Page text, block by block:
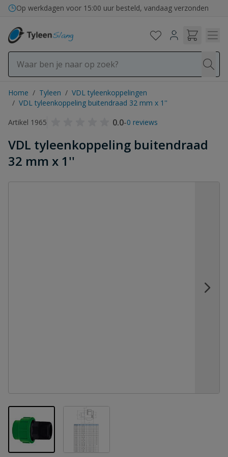
Ga naar de inhoud
Bezorging in binnen- en buitenland
Op werkdagen voor 15:00 uur besteld, vandaag verzonden
Home / Tyleen / VDL tyleenkoppelingen
/ VDL tyleenkoppeling buitendraad 32 mm x 1''
Artikel 1965
0.0-0 reviews
VDL tyleenkoppeling buitendraad
32 mm x 1''
View larger imageView larger image